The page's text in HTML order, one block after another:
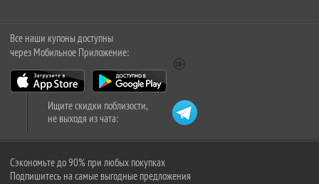
Все наши купоны доступны
через Мобильное Приложение:
Ищите скидки поблизости,
не выходя из чата:
Сэкономьте до 90% при любых покупках
Подпишитесь на самые выгодные предложения